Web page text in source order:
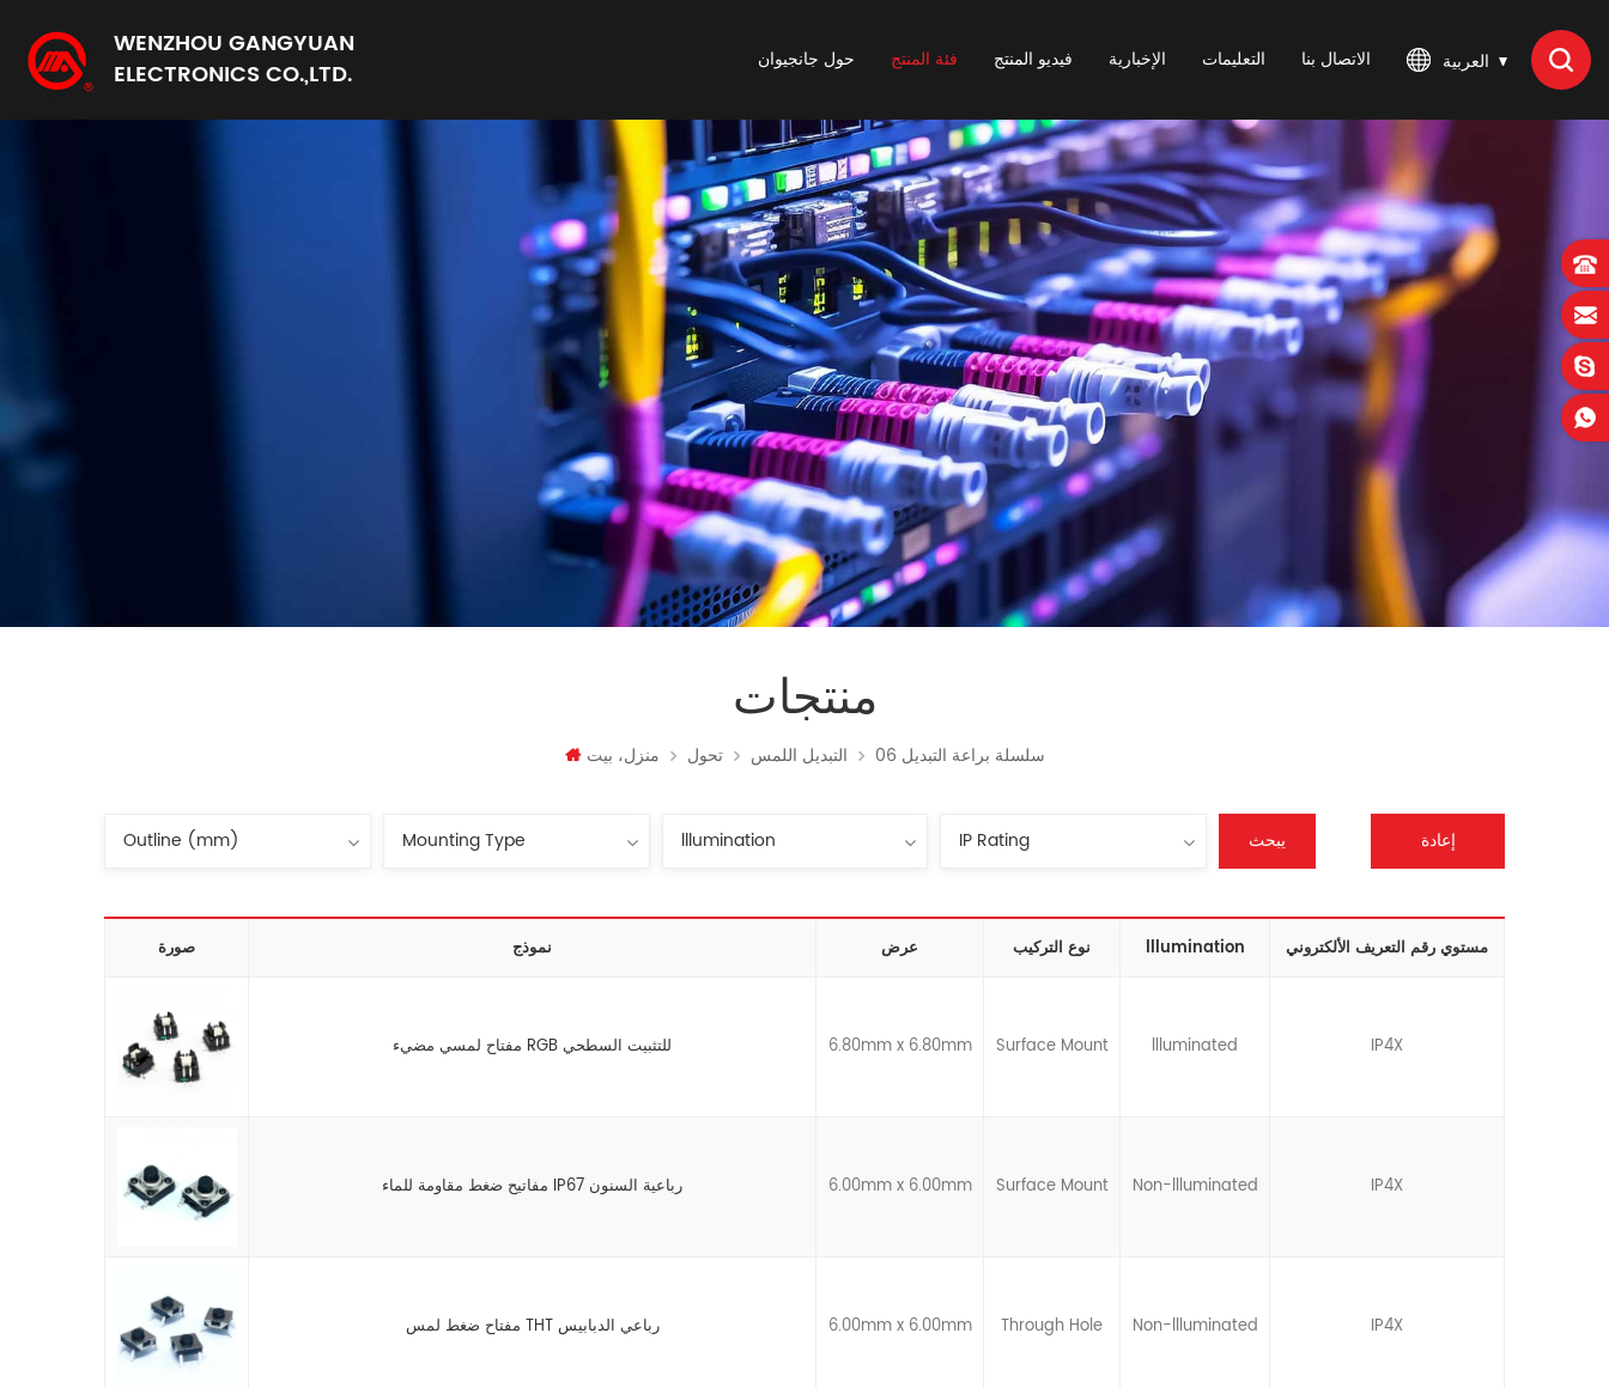
WENZHOU GANGYUAN
ELECTRONICS CO.,LTD.
العربية حول جانجيوان فئة المنتج فيديو المنتج الإخبارية التعليمات الاتصال بنا
منتجات
منزل، بيت تحول التبديل اللمس 06 سلسلة براعة التبديل
يبحث
إعادة
صورة نموذج عرض نوع التركيب lllumination مستوي رقم التعريف الألكتروني
مفتاح لمسي مضيء RGB للتثبيت السطحي 6.80mm x 6.80mm Surface Mount llluminated IP4X
مفاتيح ضغط مقاومة للماء IP67 رباعية السنون 6.00mm x 6.00mm Surface Mount Non-llluminated IP4X
مفتاح ضغط لمس THT رباعي الدبابيس 6.00mm x 6.00mm Through Hole Non-llluminated IP4X